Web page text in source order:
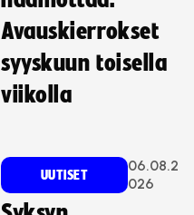
Avauskierrokset
syyskuun toisella
viikolla
UUTISET
06.08.2
026